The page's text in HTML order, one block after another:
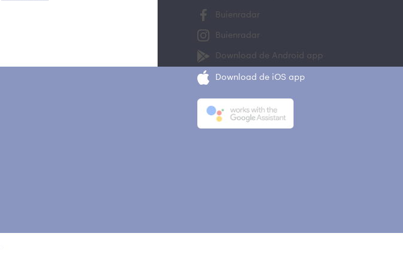
Buienradar
Buienradar
Download de Android app
Download de iOS app